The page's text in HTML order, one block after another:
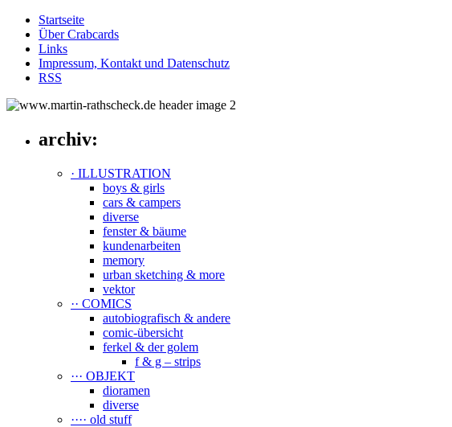
Startseite
Über Crabcards
Links
Impressum, Kontakt und Datenschutz
RSS
archiv:
· ILLUSTRATION
boys & girls
cars & campers
diverse
fenster & bäume
kundenarbeiten
memory
urban sketching & more
vektor
·· COMICS
autobiografisch & andere
comic-übersicht
ferkel & der golem
f & g – strips
··· OBJEKT
dioramen
diverse
···· old stuff